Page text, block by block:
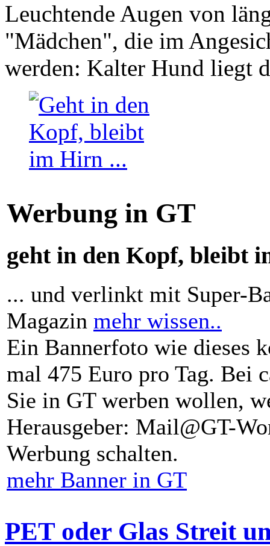
Leuchtende Augen von
"Mädchen", die im
werden: Kalter Hund liegt
Werbung in GT
geht in den Kopf, bleibt
... und verlinkt mit Super-
Magazin mehr wissen..
Ein Bannerfoto wie dieses
mal 475 Euro pro Tag. Bei
Sie in GT werben wollen,
Herausgeber: Mail@GT-
Werbung schalten.
mehr Banner in GT
PET oder Glas Streit